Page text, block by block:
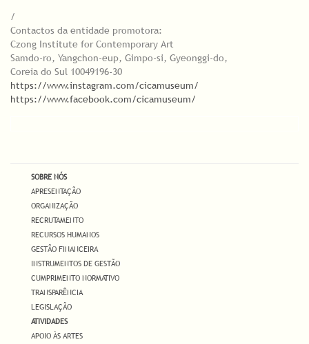
/
Contactos da entidade promotora:
Czong Institute for Contemporary Art
Samdo-ro, Yangchon-eup, Gimpo-si, Gyeonggi-do,
Coreia do Sul 10049196-30
https://www.instagram.com/cicamuseum/
https://www.facebook.com/cicamuseum/
SOBRE NÓS
APRESENTAÇÃO
ORGANIZAÇÃO
RECRUTAMENTO
RECURSOS HUMANOS
GESTÃO FINANCEIRA
INSTRUMENTOS DE GESTÃO
CUMPRIMENTO NORMATIVO
TRANSPARÊNCIA
LEGISLAÇÃO
ATIVIDADES
APOIO ÀS ARTES